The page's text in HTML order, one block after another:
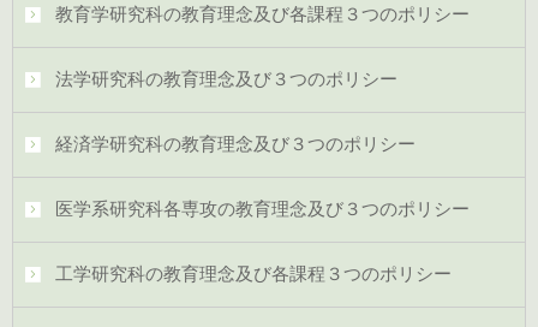
教育学研究科の教育理念及び各課程３つのポリシー
法学研究科の教育理念及び３つのポリシー
経済学研究科の教育理念及び３つのポリシー
医学系研究科各専攻の教育理念及び３つのポリシー
工学研究科の教育理念及び各課程３つのポリシー